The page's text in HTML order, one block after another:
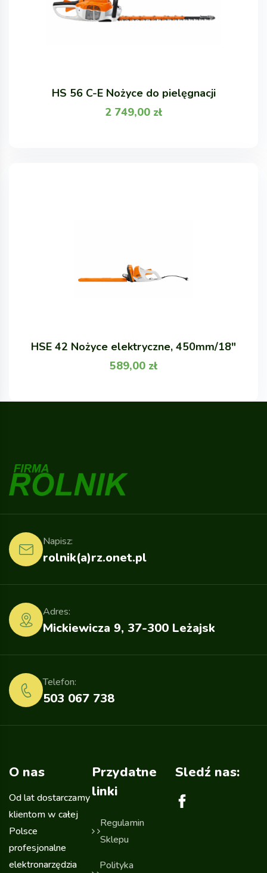
HS 56 C-E Nożyce do pielęgnacji
2 749,00 zł
HSE 42 Nożyce elektryczne, 450mm/18"
589,00 zł
rolnik(a)rz.onet.pl
Napisz:
Mickiewicza 9, 37-300 Leżajsk
Adres:
503 067 738
Telefon:
O nas
Od lat dostarczamy
klientom w całej
Polsce
profesjonalne
elektronarzędzia
Przydatne
linki
Regulamin
Sklepu
Polityka
Sledź nas: